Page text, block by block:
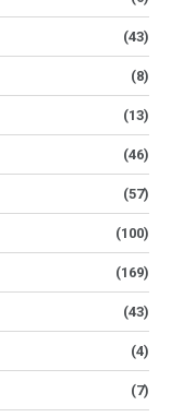
(43)
(8)
(13)
(46)
(57)
(100)
(169)
(43)
(4)
(7)